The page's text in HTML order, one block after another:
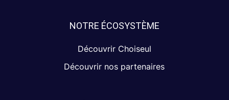
NOTRE ÉCOSYSTÈME
Découvrir Choiseul
Découvrir nos partenaires